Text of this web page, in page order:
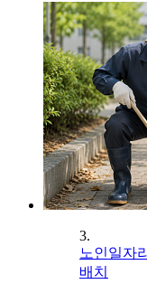
3.
노인일자
배치